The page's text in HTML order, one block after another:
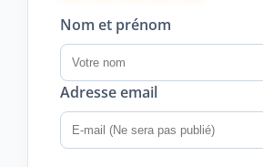
Nom et prénom
Adresse email